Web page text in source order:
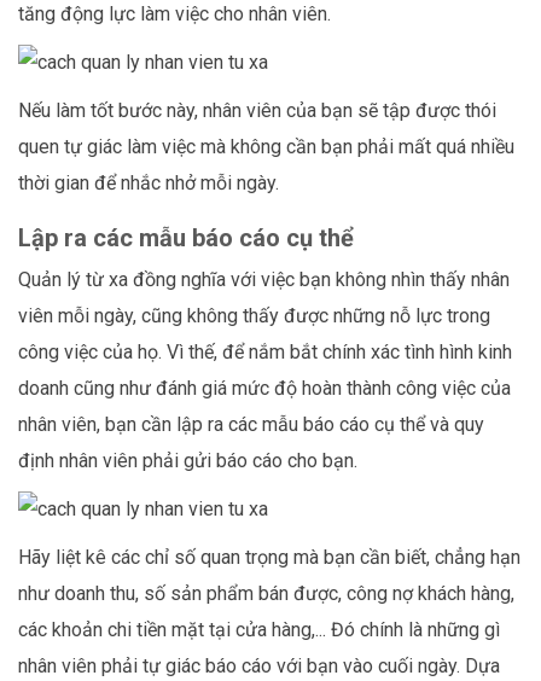
tăng động lực làm việc cho nhân viên.
Nếu làm tốt bước này, nhân viên của bạn sẽ tập được thói
quen tự giác làm việc mà không cần bạn phải mất quá nhiều
thời gian để nhắc nhở mỗi ngày.
Lập ra các mẫu báo cáo cụ thể
Quản lý từ xa đồng nghĩa với việc bạn không nhìn thấy nhân
viên mỗi ngày, cũng không thấy được những nỗ lực trong
công việc của họ. Vì thế, để nắm bắt chính xác tình hình kinh
doanh cũng như đánh giá mức độ hoàn thành công việc của
nhân viên, bạn cần lập ra các mẫu báo cáo cụ thể và quy
định nhân viên phải gửi báo cáo cho bạn.
Hãy liệt kê các chỉ số quan trọng mà bạn cần biết, chẳng hạn
như doanh thu, số sản phẩm bán được, công nợ khách hàng,
các khoản chi tiền mặt tại cửa hàng,... Đó chính là những gì
nhân viên phải tự giác báo cáo với bạn vào cuối ngày. Dựa